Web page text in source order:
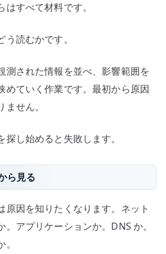
すべて材料です。
読むかです。
測された情報を並べ、影響範囲を
めていく作業です。最初から原因
せん。
し始めると失敗します。
ら見る
原因を知りたくなります。ネット
アプリケーションか。DNS か。